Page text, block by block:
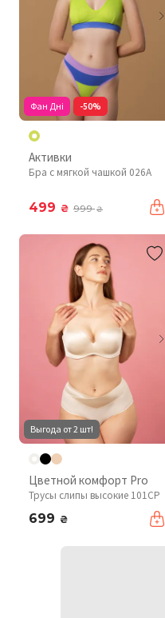
Фан Дні -50%
Активки
Бра с мягкой чашкой 026A
499 ₴ 999₴
Выгода от 2 шт!
Цветной комфорт Pro
Трусы слипы высокие 101CP
699 ₴